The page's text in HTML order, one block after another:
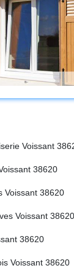
Voissant
38620
Voissant 38620
Voissant 38620
38620
Voissant 38620